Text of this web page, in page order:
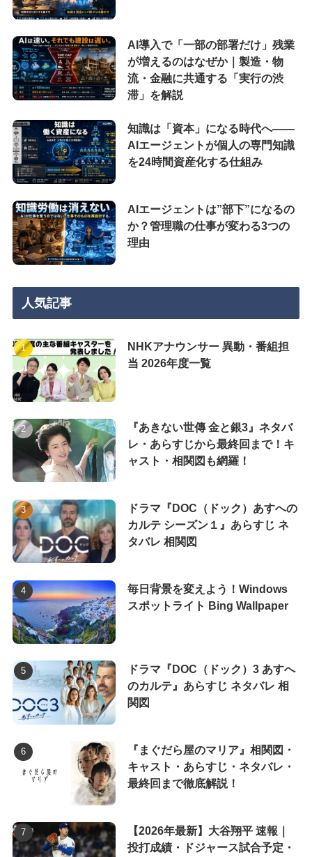
AI導入で「一部の部署だけ」残業
が増えるのはなぜか｜製造・物
流・金融に共通する「実行の渋
滞」を解説
知識は「資本」になる時代へ——
AIエージェントが個人の専門知識
を24時間資産化する仕組み
AIエージェントは”部下”になるの
か？管理職の仕事が変わる3つの
理由
人気記事
NHKアナウンサー 異動・番組担
当 2026年度一覧
『あきない世傳 金と銀3』ネタバ
レ・あらすじから最終回まで！キ
ャスト・相関図も網羅！
ドラマ『DOC（ドック）あすへの
カルテ シーズン１』あらすじ ネ
タバレ 相関図
毎日背景を変えよう！Windows
スポットライト Bing Wallpaper
ドラマ『DOC（ドック）3 あすへ
のカルテ』あらすじ ネタバレ 相
関図
『まぐだら屋のマリア』相関図・
キャスト・あらすじ・ネタバレ・
最終回まで徹底解説！
【2026年最新】大谷翔平 速報｜
投打成績・ドジャース試合予定・